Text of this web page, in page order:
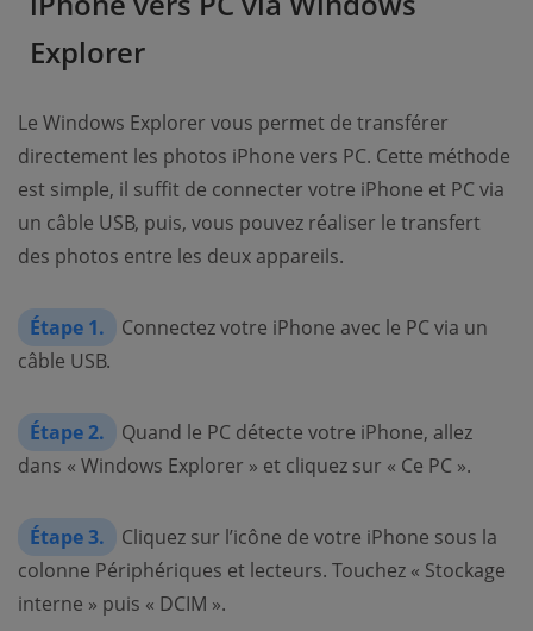
Explorer
Le Windows Explorer vous permet de transférer
directement les photos iPhone vers PC. Cette méthode
est simple, il suffit de connecter votre iPhone et PC via
un câble USB, puis, vous pouvez réaliser le transfert
des photos entre les deux appareils.
Étape 1.
Connectez votre iPhone avec le PC via un
câble USB.
Étape 2.
Quand le PC détecte votre iPhone, allez
dans « Windows Explorer » et cliquez sur « Ce PC ».
Étape 3.
Cliquez sur l’icône de votre iPhone sous la
colonne Périphériques et lecteurs. Touchez « Stockage
interne » puis « DCIM ».